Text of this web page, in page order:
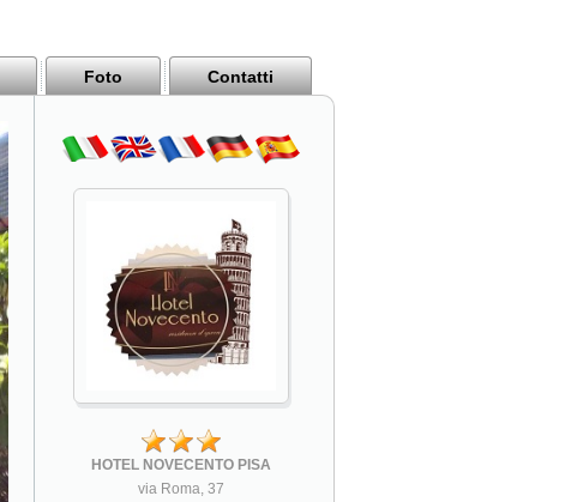
Foto Contatti
HOTEL NOVECENTO PISA
via Roma, 37